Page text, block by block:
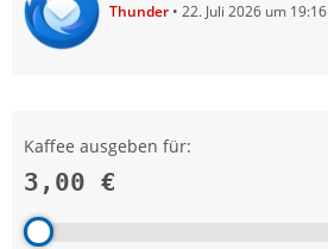
Thunder 22. Juli 2026 um 19:16
Kaffee ausgeben für:
3,00 €